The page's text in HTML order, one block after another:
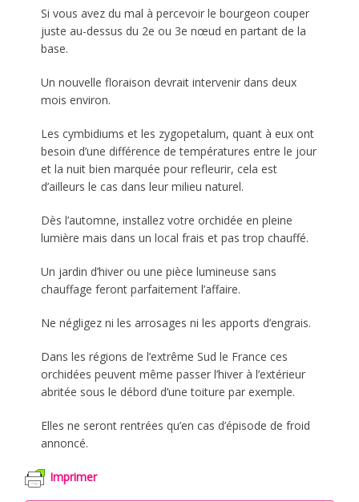
Si vous avez du mal à percevoir le bourgeon couper
juste au-dessus du 2e ou 3e nœud en partant de la
base.
Un nouvelle floraison devrait intervenir dans deux
mois environ.
Les cymbidiums et les zygopetalum, quant à eux ont
besoin d’une différence de températures entre le jour
et la nuit bien marquée pour refleurir, cela est
d’ailleurs le cas dans leur milieu naturel.
Dès l’automne, installez votre orchidée en pleine
lumière mais dans un local frais et pas trop chauffé.
Un jardin d’hiver ou une pièce lumineuse sans
chauffage feront parfaitement l’affaire.
Ne négligez ni les arrosages ni les apports d’engrais.
Dans les régions de l’extrême Sud le France ces
orchidées peuvent même passer l’hiver à l’extérieur
abritée sous le débord d’une toiture par exemple.
Elles ne seront rentrées qu’en cas d’épisode de froid
annoncé.
Imprimer